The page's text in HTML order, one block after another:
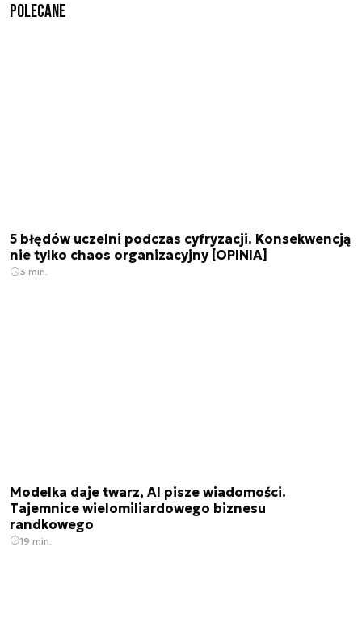
Polecane
5 błędów uczelni podczas cyfryzacji. Konsekwencją
nie tylko chaos organizacyjny [OPINIA]
3 min.
Modelka daje twarz, AI pisze wiadomości.
Tajemnice wielomiliardowego biznesu
randkowego
19 min.